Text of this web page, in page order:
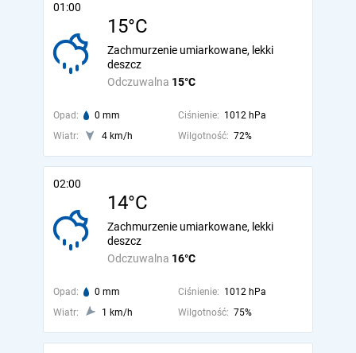
01:00
15°C
Odczuwalna 15°C
Zachmurzenie umiarkowane, lekki
deszcz
Opad: 0 mm Ciśnienie: 1012 hPa
Wiatr:
4 km/h Wilgotność: 72%
02:00
14°C
Odczuwalna 16°C
Zachmurzenie umiarkowane, lekki
deszcz
Opad: 0 mm Ciśnienie: 1012 hPa
Wiatr:
1 km/h Wilgotność: 75%